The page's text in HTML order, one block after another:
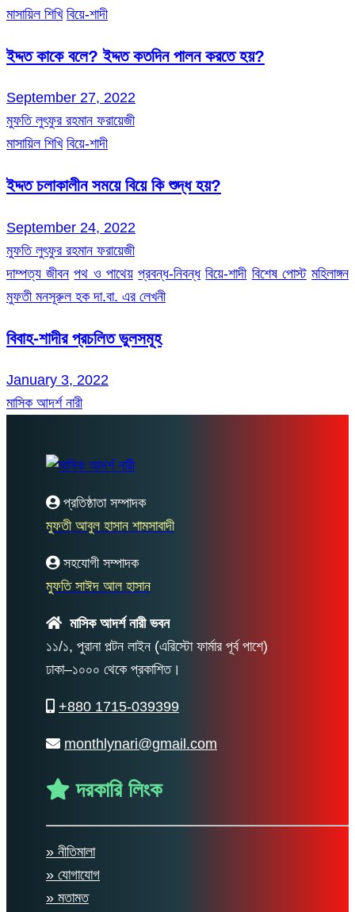
মাসায়িল শিখি বিয়ে-শাদী
ইদ্দত কাকে বলে? ইদ্দত কতদিন পালন করতে হয়?
September 27, 2022
মুফতি লুৎফুর রহমান ফরায়েজী
মাসায়িল শিখি বিয়ে-শাদী
ইদ্দত চলাকালীন সময়ে বিয়ে কি শুদ্ধ হয়?
September 24, 2022
মুফতি লুৎফুর রহমান ফরায়েজী
দাম্পত্য জীবন পথ ও পাথেয় প্রবন্ধ-নিবন্ধ বিয়ে-শাদী বিশেষ পোস্ট মহিলাঙ্গন
মুফতী মনসূরুল হক দা.বা. এর লেখনী
বিবাহ-শাদীর প্রচলিত ভুলসমূহ
January 3, 2022
মাসিক আদর্শ নারী
প্রতিষ্ঠাতা সম্পাদক
মুফতী আবুল হাসান শামসাবাদী
সহযোগী সম্পাদক
মুফতি সাঈদ আল হাসান
মাসিক আদর্শ নারী ভবন
১১/১, পুরানা পল্টন লাইন (এরিস্টো ফার্মার পূর্ব পাশে)
ঢাকা–১০০০ থেকে প্রকাশিত।
+880 1715-039399
monthlynari@gmail.com
দরকারি লিংক
» নীতিমালা
» যোগাযোগ
» মতামত